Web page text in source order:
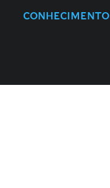
CONHECIMENTO